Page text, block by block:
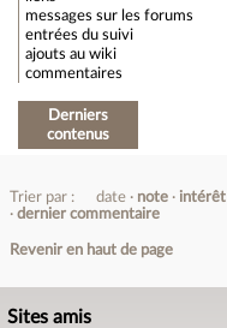
messages sur les forums
entrées du suivi
ajouts au wiki
commentaires
Derniers
contenus
Trier par : date note
intérêt
dernier commentaire
Revenir en haut de page
Sites amis